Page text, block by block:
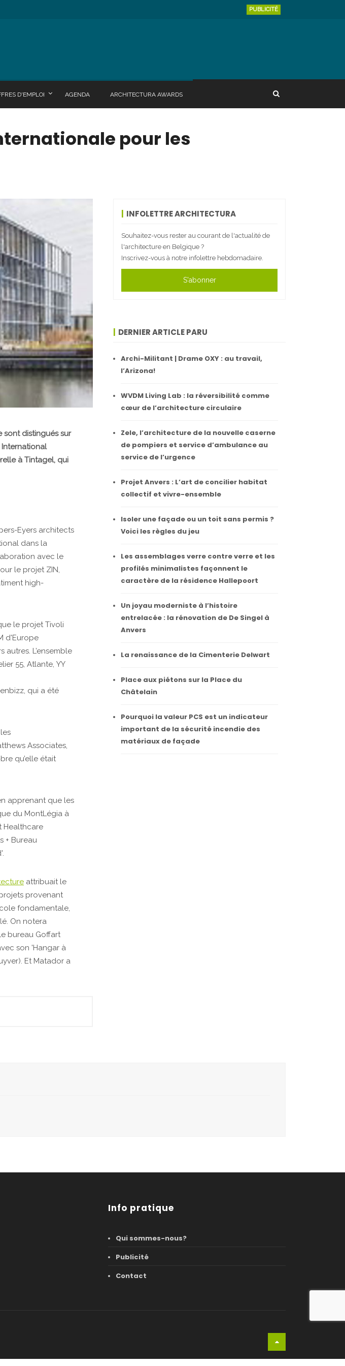
PUBLICITÉ
D'EMPLOI AGENDA ARCHITECTURA AWARDS
pour les
sont distingués sur
International
à Tintagel, qui
Eyers architects
dans la
avec le
le projet ZIN,
high-
le projet Tivoli
d'Europe
L’ensemble
55, Atlante, YY
qui a été
Associates,
qu’elle était
apprenant que les
du MontLégia à
Healthcare
+ Bureau
attribuait le
provenant
fondamentale,
On notera
bureau Goffart
son 'Hangar à
Et Matador a
INFOLETTRE ARCHITECTURA
Souhaitez-vous rester au courant de l'actualité de
l'architecture en Belgique ?
Inscrivez-vous à notre infolettre hebdomadaire.
S'abonner
DERNIER ARTICLE PARU
Archi-Militant | Drame OXY : au travail,
l’Arizona!
WVDM Living Lab : la réversibilité comme
cœur de l’architecture circulaire
Zele, l’architecture de la nouvelle caserne
de pompiers et service d’ambulance au
service de l’urgence
Projet Anvers : L’art de concilier habitat
collectif et vivre-ensemble
Isoler une façade ou un toit sans permis ?
Voici les règles du jeu
Les assemblages verre contre verre et les
profilés minimalistes façonnent le
caractère de la résidence Hallepoort
Un joyau moderniste à l’histoire
entrelacée : la rénovation de De Singel à
Anvers
La renaissance de la Cimenterie Delwart
Place aux piétons sur la Place du
Châtelain
Pourquoi la valeur PCS est un indicateur
important de la sécurité incendie des
matériaux de façade
Info pratique
Qui sommes-nous?
Publicité
Contact